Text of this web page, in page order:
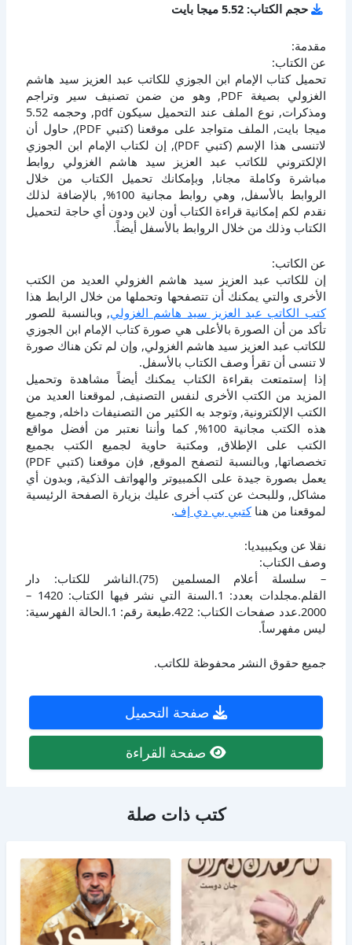
حجم الكتاب: 5.52 ميجا بايت
مقدمة:
عن الكتاب:
تحميل كتاب الإمام ابن الجوزي للكاتب عبد العزيز سيد هاشم
الغزولي بصيغة PDF, وهو من ضمن تصنيف سير وتراجم
ومذكرات, نوع الملف عند التحميل سيكون pdf, وحجمه 5.52
ميجا بايت, الملف متواجد على موقعنا (كتبي PDF), حاول أن
لاتنسى هذا الإسم (كتبي PDF), إن لكتاب الإمام ابن الجوزي
الإلكتروني للكاتب عبد العزيز سيد هاشم الغزولي روابط
مباشرة وكاملة مجانا, وبإمكانك تحميل الكتاب من خلال
الروابط بالأسفل, وهي روابط مجانية 100%, بالإضافة لذلك
نقدم لكم إمكانية قراءة الكتاب أون لاين ودون أي حاجة لتحميل
الكتاب وذلك من خلال الروابط بالأسفل أيضاً.
عن الكاتب:
إن للكاتب عبد العزيز سيد هاشم الغزولي العديد من الكتب
الأخرى والتي يمكنك أن تتصفحها وتحملها من خلال الرابط هذا
كتب الكاتب عبد العزيز سيد هاشم الغزولي, وبالنسبة للصور
تأكد من أن الصورة بالأعلى هي صورة كتاب الإمام ابن الجوزي
للكاتب عبد العزيز سيد هاشم الغزولي, وإن لم تكن هناك صورة
لا تنسى أن تقرأ وصف الكتاب بالأسفل.
إذا إستمتعت بقراءة الكتاب يمكنك أيضاً مشاهدة وتحميل
المزيد من الكتب الأخرى لنفس التصنيف, لموقعنا العديد من
الكتب الإلكترونية, وتوجد به الكثير من التصنيفات داخله, وجميع
هذه الكتب مجانية 100%, كما وأننا نعتبر من أفضل مواقع
الكتب على الإطلاق, ومكتبة حاوية لجميع الكتب بجميع
تخصصاتها, وبالنسبة لتصفح الموقع, فإن موقعنا (كتبي PDF)
يعمل بصورة جيدة على الكمبيوتر والهواتف الذكية, وبدون أي
مشاكل, وللبحث عن كتب أخرى عليك بزيارة الصفحة الرئيسية
لموقعنا من هناكتبي بي دي إف.
نقلا عن ويكيبيديا:
وصف الكتاب:
– سلسلة أعلام المسلمين (75).الناشر للكتاب: دار
القلم.مجلدات بعدد: 1.السنة التي نشر فيها الكتاب: 1420 –
2000.عدد صفحات الكتاب: 422.طبعة رقم: 1.الحالة الفهرسية:
ليس مفهرساً.
جميع حقوق النشر محفوظة للكاتب.
صفحة التحميل
صفحة القراءة
كتب ذات صلة